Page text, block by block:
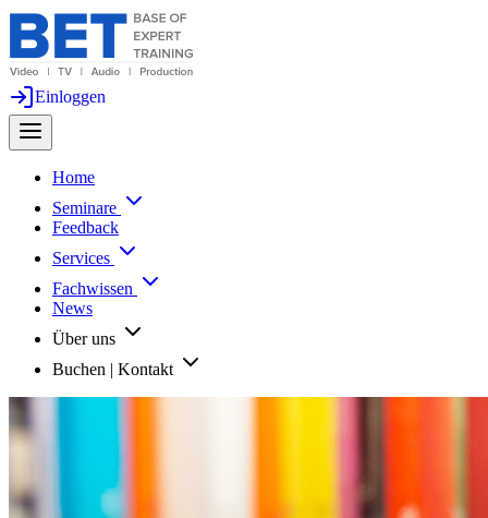
Einloggen
Home
Seminare
Feedback
Services
Fachwissen
News
Über uns
Buchen | Kontakt